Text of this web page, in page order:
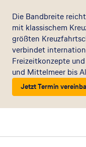
Die Bandbreite
mit klassischem
größten
verbindet
Freizeitkonzepte
und Mittelmeer bis
Jetzt Termin